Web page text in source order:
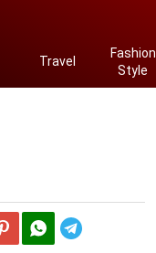
Travel
Fashion
Style